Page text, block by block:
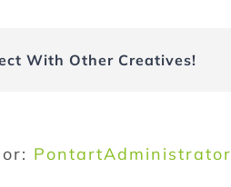
With Other Creatives!
PontartAdministrator